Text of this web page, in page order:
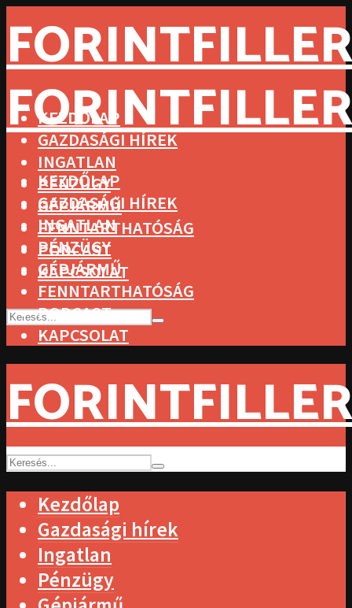
KEZDŐLAP
GAZDASÁGI HÍREK
INGATLAN
PÉNZÜGY
GÉPJÁRMŰ
FENNTARTHATÓSÁG
PODCAST
KAPCSOLAT
KEZDŐLAP
GAZDASÁGI HÍREK
INGATLAN
PÉNZÜGY
GÉPJÁRMŰ
FENNTARTHATÓSÁG
PODCAST
KAPCSOLAT
Kezdőlap
Gazdasági hírek
Ingatlan
Pénzügy